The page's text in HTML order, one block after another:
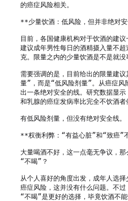
的癌症风险相关。
**少量饮酒：低风险，但并非绝对
目前，各国健康机构对于饮酒的建
建议成年男性每日的酒精摄入量不
克。限量之内的少量饮酒是不是就没
需要强调的是，目前给出的限量建
量”，而是“低风险剂量”。从癌症风
出一条绝对安全的线。研究数据显
和乳腺的癌症发病率比完全不饮酒
有低风险剂量，但没有绝对安全线。
**权衡利弊：“有益心脏”和“致癌”
大量喝酒不好，这一点毫无争议，
“不喝”？
从个人喜好的角度出发，成年人选
癌症风险，这并没有什么问题。不过
“不喝”是更好的选择，毕竟饮酒不